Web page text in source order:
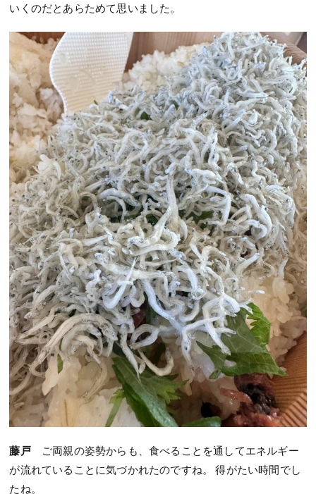
いくのだとあらためて思いました。
藤戸
ご両親の姿勢からも、食べることを通してエネルギー
が流れていることに気づかれたのですね。 得がたい時間でし
たね。